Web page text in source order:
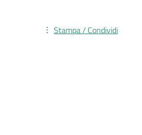
Stampa / Condividi